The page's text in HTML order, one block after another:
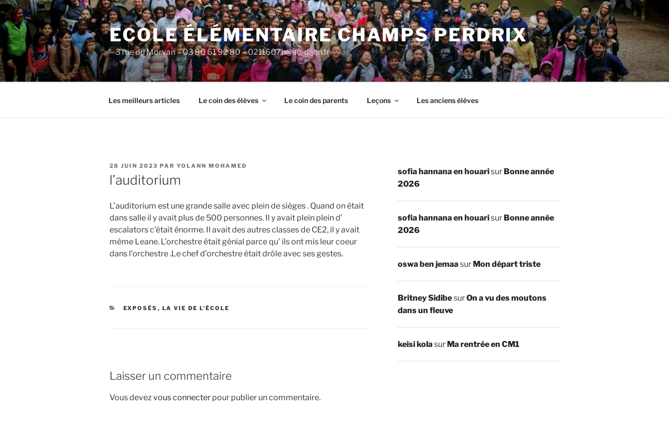
Aller
au
contenu
principal
ECOLE ÉLÉMENTAIRE CHAMPS PERDRIX
– 3 rue du Morvan – 03 80 61 92 80 – 0211607h@ac-dijon.fr-
Les meilleurs articles Le coin des élèves Le coin des parents Leçons Les anciens élèves
PUBLIÉ
LE
28 JUIN 2023 PAR YOLANN MOHAMED
l’auditorium
L’auditorium est une grande salle avec plein de sièges . Quand on était
dans salle il y avait plus de 500 personnes. Il y avait plein plein d’
escalators c’était énorme. Il avait des autres classes de CE2, il y avait
même Leane. L’orchestre était génial parce qu’ ils ont mis leur coeur
dans l’orchestre .Le chef d’orchestre était drôle avec ses gestes.
CATÉGORIES
EXPOSÉS , LA VIE DE L'ÉCOLE
Laisser un commentaire
Vous devez vous connecter pour publier un commentaire.
sofia hannana en houarisur Bonne année
2026
sofia hannana en houarisur Bonne année
2026
oswa ben jemaasur Mon départ triste
Britney SidibesurOn a vu des moutons
dans un fleuve
keisi kolasur Ma rentrée en CM1